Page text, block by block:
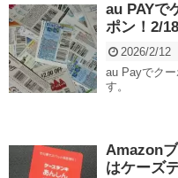
au PAYで
ポン！2/
2026/2/12
au Payでク
す。
Amazon
はケーズ